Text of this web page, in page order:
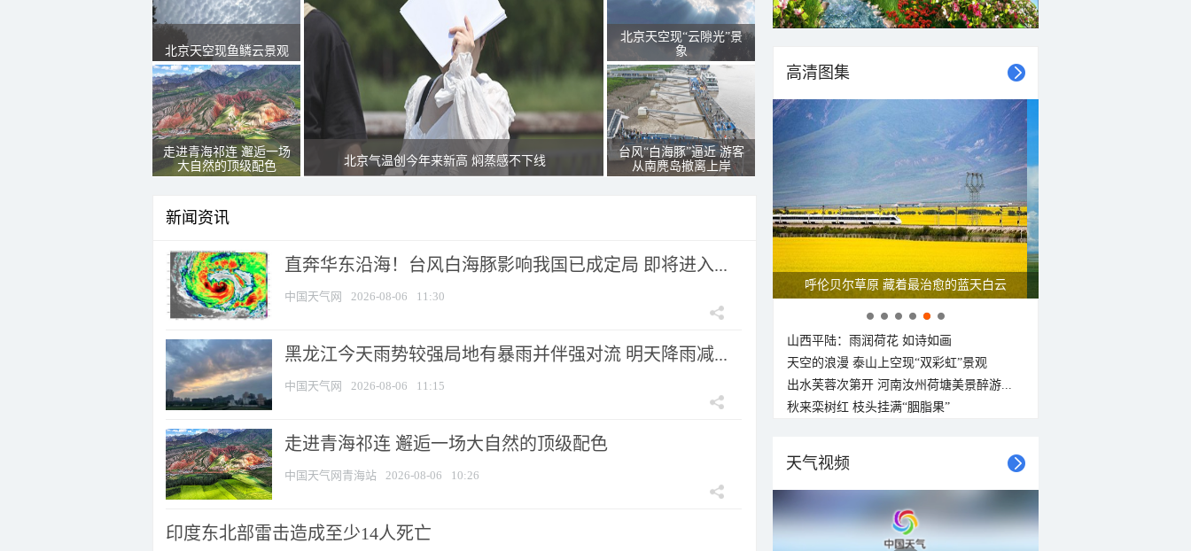
北京天空现鱼鳞云景观
走进青海祁连 邂逅一场
大自然的顶级配色
北京气温创今年来新高 焖蒸感不下线
北京天空现“云隙光”景
象
台风“白海豚”逼近 游客
从南麂岛撤离上岸
新闻资讯
直奔华东沿海！台风白海豚影响我国已成定局 即将进入...
中国天气网 2026-08-06 11:30
黑龙江今天雨势较强局地有暴雨并伴强对流 明天降雨减...
中国天气网 2026-08-06 11:15
走进青海祁连 邂逅一场大自然的顶级配色
中国天气网青海站 2026-08-06 10:26
印度东北部雷击造成至少14人死亡
高清图集
呼伦贝尔草原 藏着最治愈的蓝天白云
山西平陆：雨润荷花 如诗如画
天空的浪漫 泰山上空现“双彩虹”景观
出水芙蓉次第开 河南汝州荷塘美景醉游...
秋来栾树红 枝头挂满“胭脂果”
天气视频